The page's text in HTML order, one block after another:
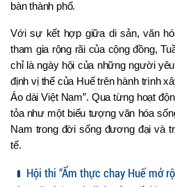
bàn thành phố.
Với sự kết hợp giữa di sản, văn
tham gia rộng rãi của cộng đồng,
chỉ là ngày hội của những người
định vị thế của Huế trên hành trình
Áo dài Việt Nam”. Qua từng hoạt
tỏa như một biểu tượng văn hóa
Nam trong đời sống đương đại và
tế.
Hội thi “Ẩm thực chay Huế mở